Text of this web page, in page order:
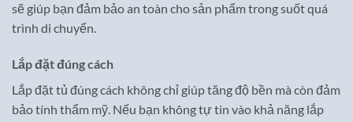
sẽ giúp bạn đảm bảo an toàn cho sản phẩm trong suốt quá
trình di chuyển.
Lắp đặt đúng cách
Lắp đặt tủ đúng cách không chỉ giúp tăng độ bền mà còn đảm
bảo tính thẩm mỹ. Nếu bạn không tự tin vào khả năng lắp